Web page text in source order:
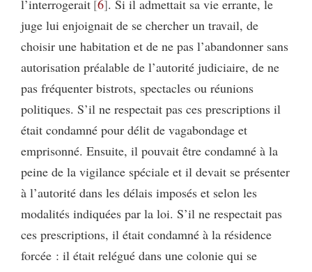
l’interrogerait 6 . Si il admettait sa vie errante, le
juge lui enjoignait de se chercher un travail, de
choisir une habitation et de ne pas l’abandonner sans
autorisation préalable de l’autorité judiciaire, de ne
pas fréquenter bistrots, spectacles ou réunions
politiques. S’il ne respectait pas ces prescriptions il
était condamné pour délit de vagabondage et
emprisonné. Ensuite, il pouvait être condamné à la
peine de la vigilance spéciale et il devait se présenter
à l’autorité dans les délais imposés et selon les
modalités indiquées par la loi. S’il ne respectait pas
ces prescriptions, il était condamné à la résidence
forcée : il était relégué dans une colonie qui se